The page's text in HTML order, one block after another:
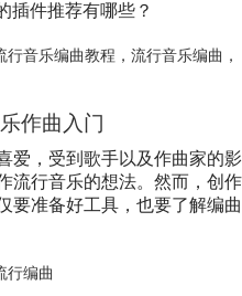
插件推荐有哪些？
行音乐编曲教程 ， 流行音乐编曲 ，
作曲入门
爱，受到歌手以及作曲家的影
流行音乐的想法。然而，创作
要准备好工具，也要了解编曲
行编曲